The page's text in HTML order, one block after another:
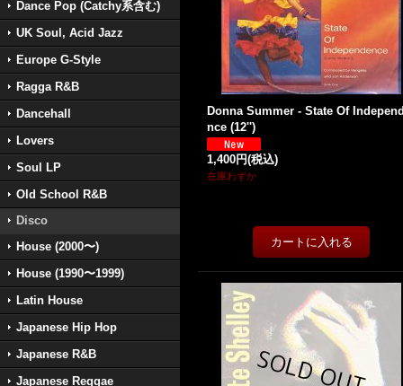
Dance Pop (Catchy系含む)
UK Soul, Acid Jazz
Europe G-Style
Ragga R&B
Dancehall
Lovers
Soul LP
Old School R&B
Disco
House (2000〜)
House (1990〜1999)
Latin House
Japanese Hip Hop
Japanese R&B
Japanese Reggae
Donna Summer - State Of
nce (12'')
1,400円(税込)
在庫わずか